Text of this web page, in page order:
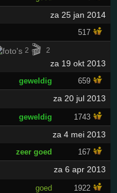
za 25 jan 2014
517
2 🎬 2
za 19 okt 2013
geweldig 659
za 20 jul 2013
geweldig 1743
za 4 mei 2013
zeer goed 167
za 6 apr 2013
goed 1922